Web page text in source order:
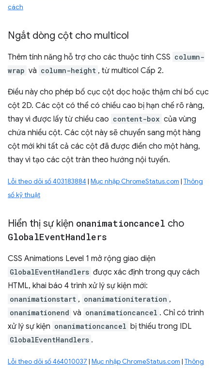
cách
Ngắt dòng cột cho multicol
Thêm tính năng hỗ trợ cho các thuộc tính CSS column-
wrap và column-height , từ multicol Cấp 2.
Điều này cho phép bố cục cột dọc hoặc thậm chí bố cục
cột 2D. Các cột có thể có chiều cao bị hạn chế rõ ràng,
thay vì được lấy từ chiều cao content-box của vùng
chứa nhiều cột. Các cột này sẽ chuyển sang một hàng
cột mới khi tất cả các cột đã được điền cho một hàng,
thay vì tạo các cột tràn theo hướng nội tuyến.
Lỗi theo dõi số 403183884 | Mục nhập ChromeStatus.com | Thông
số kỹ thuật
Hiển thị sự kiện onanimationcancel cho
GlobalEventHandlers
CSS Animations Level 1 mở rộng giao diện
GlobalEventHandlers được xác định trong quy cách
HTML, khai báo 4 trình xử lý sự kiện mới:
onanimationstart , onanimationiteration ,
onanimationend và onanimationcancel . Chỉ có trình
xử lý sự kiện onanimationcancel bị thiếu trong IDL
GlobalEventHandlers .
Lỗi theo dõi số 464010037 | Mục nhập ChromeStatus.com | Thông